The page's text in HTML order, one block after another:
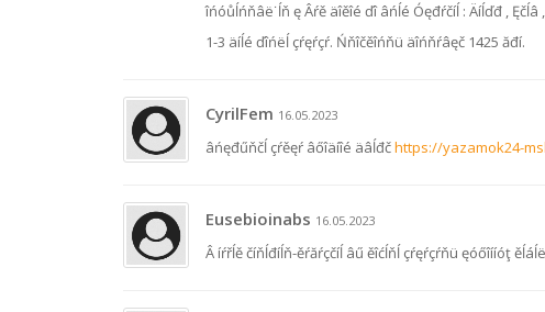
îńóůĺńňâë˙ĺň ę Âŕě äîěîé ďî âńĺé Óęđŕčíĺ : Äíĺďđ ,
1-3 äíĺé ďîńëĺ çŕęŕçŕ. Ńňîčěîńňü äîńňŕâęč 1425 ăđí.
CyrilFem 16.05.2023
âńęđűňčĺ çŕěęŕ âőîäíîé äâĺđčhttps://yazamok24-
Eusebioinabs 16.05.2023
Â íŕřĺě číňĺđíĺň-ěŕăŕçčíĺ âű ěîćĺňĺ çŕęŕçŕňü ęóőîííóţ